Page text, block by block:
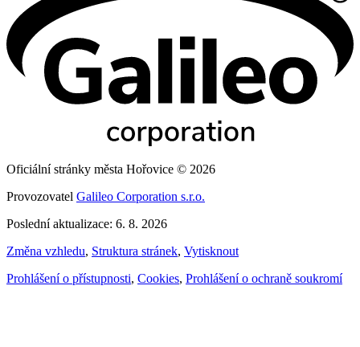
Oficiální stránky města Hořovice © 2026
Provozovatel Galileo Corporation s.r.o.
Poslední aktualizace: 6. 8. 2026
Změna vzhledu, Struktura stránek, Vytisknout
Prohlášení o přístupnosti, Cookies, Prohlášení o ochraně soukromí